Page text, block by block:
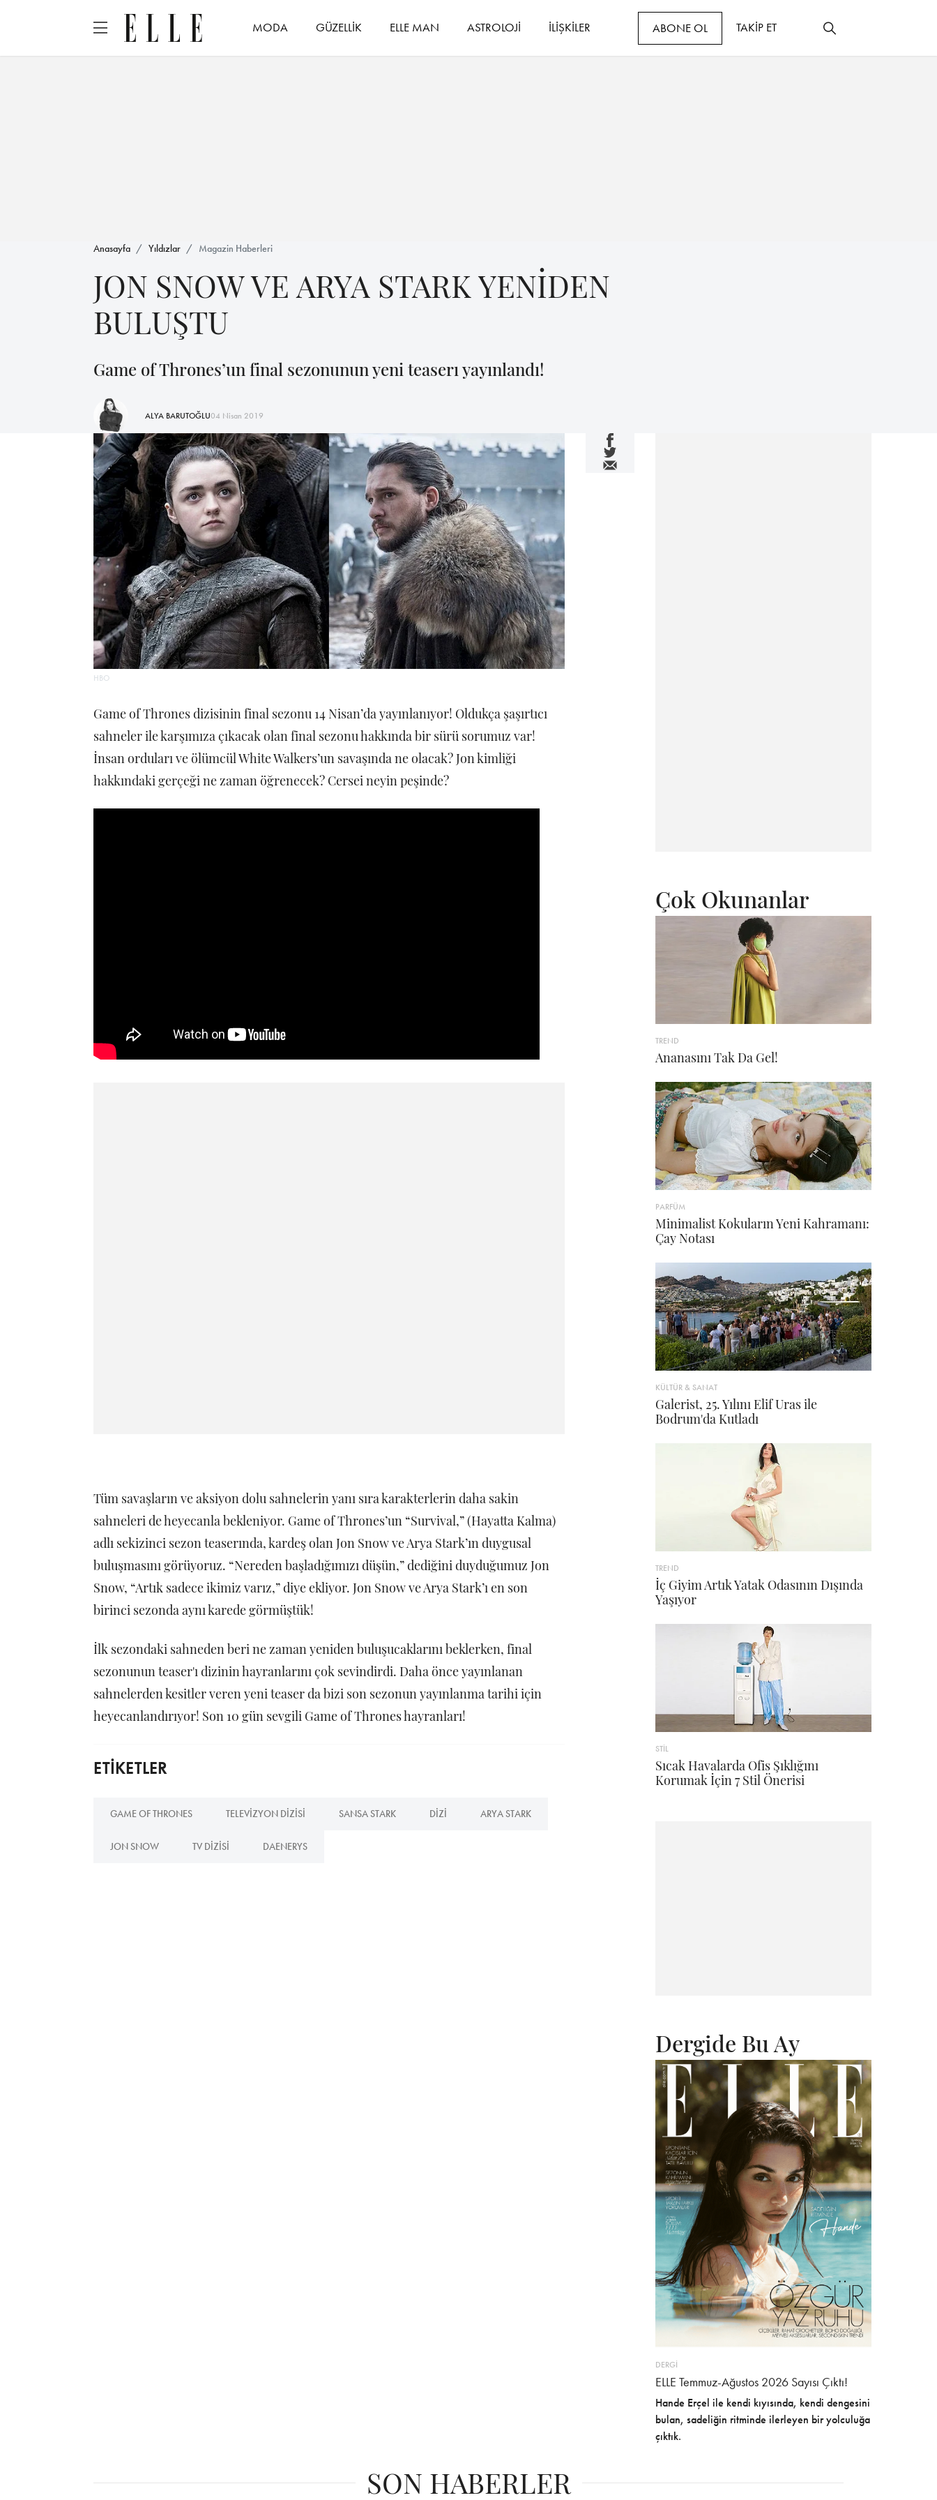
MODA GÜZELLİK ELLE MAN ASTROLOJİ İLİŞKİLER ABONE OL TAKİP ET
Anasayfa Yıldızlar Magazin Haberleri
JON SNOW VE ARYA STARK YENİDEN
BULUŞTU
Game of Thrones’un final sezonunun yeni teaserı yayınlandı!
ALYA BARUTOĞLU04 Nisan 2019
HBO
Game of Thrones dizisinin final sezonu 14 Nisan’da yayınlanıyor! Oldukça şaşırtıcı
sahneler ile karşımıza çıkacak olan final sezonu hakkında bir sürü sorumuz var!
İnsan orduları ve ölümcül White Walkers’un savaşında ne olacak? Jon kimliği
hakkındaki gerçeği ne zaman öğrenecek? Cersei neyin peşinde?
Tüm savaşların ve aksiyon dolu sahnelerin yanı sıra karakterlerin daha sakin
sahneleri de heyecanla bekleniyor. Game of Thrones’un “Survival,” (Hayatta Kalma)
adlı sekizinci sezon teaserında, kardeş olan Jon Snow ve Arya Stark’ın duygusal
buluşmasını görüyoruz. “Nereden başladığımızı düşün,” dediğini duyduğumuz Jon
Snow, “Artık sadece ikimiz varız,” diye ekliyor. Jon Snow ve Arya Stark’ı en son
birinci sezonda aynı karede görmüştük!
İlk sezondaki sahneden beri ne zaman yeniden buluşucaklarını beklerken, final
sezonunun teaser'ı dizinin hayranlarını çok sevindirdi. Daha önce yayınlanan
sahnelerden kesitler veren yeni teaser da bizi son sezonun yayınlanma tarihi için
heyecanlandırıyor! Son 10 gün sevgili Game of Thrones hayranları!
ETİKETLER
GAME OF THRONES TELEVIZYON DIZISI SANSA STARK DIZI ARYA STARK
JON SNOW TV DIZISI DAENERYS
Çok Okunanlar
TREND
Ananasını Tak Da Gel!
PARFÜM
Minimalist Kokuların Yeni Kahramanı:
Çay Notası
KÜLTÜR & SANAT
Galerist, 25. Yılını Elif Uras ile
Bodrum'da Kutladı
TREND
İç Giyim Artık Yatak Odasının Dışında
Yaşıyor
STİL
Sıcak Havalarda Ofis Şıklığını
Korumak İçin 7 Stil Önerisi
Dergide Bu Ay
DERGİ
ELLE Temmuz-Ağustos 2026 Sayısı Çıktı!
Hande Erçel ile kendi kıyısında, kendi dengesini
bulan, sadeliğin ritminde ilerleyen bir yolculuğa
çıktık.
SON HABERLER